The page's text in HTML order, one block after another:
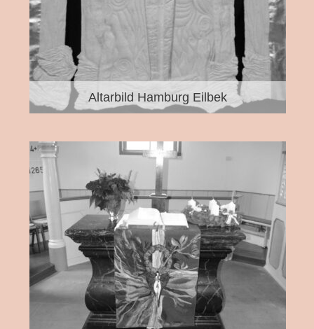
Altarbild Hamburg Eilbek